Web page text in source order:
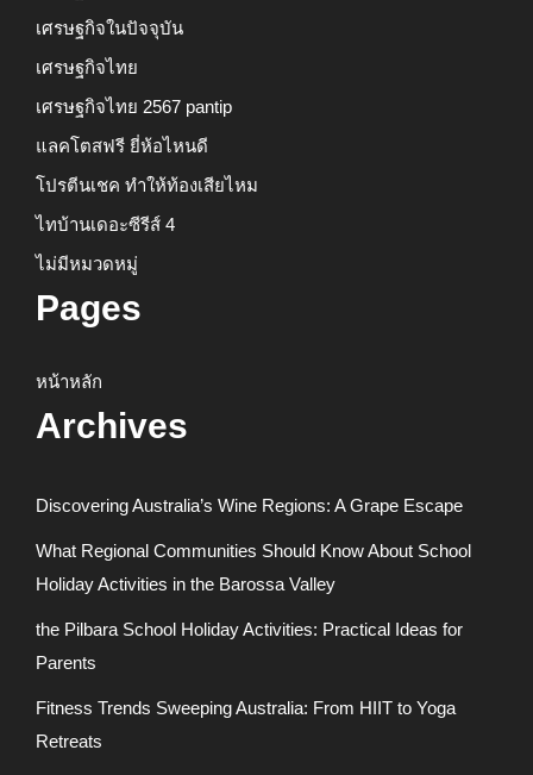
เศรษฐกิจในปัจจุบัน
เศรษฐกิจไทย
เศรษฐกิจไทย 2567 pantip
แลคโตสฟรี ยี่ห้อไหนดี
โปรตีนเชค ทำให้ท้องเสียไหม
ไทบ้านเดอะซีรีส์ 4
ไม่มีหมวดหมู่
Pages
หน้าหลัก
Archives
Discovering Australia’s Wine Regions: A Grape Escape
What Regional Communities Should Know About School
Holiday Activities in the Barossa Valley
the Pilbara School Holiday Activities: Practical Ideas for
Parents
Fitness Trends Sweeping Australia: From HIIT to Yoga
Retreats